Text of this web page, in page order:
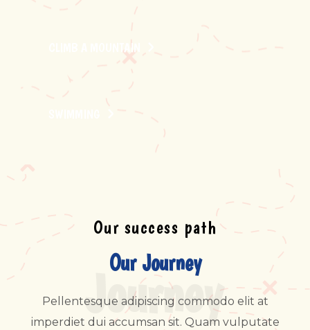
CLIMB A MOUNTAIN
Our success path
Our Journey
Journey
Pellentesque adipiscing commodo elit at
imperdiet dui accumsan sit. Quam vulputate